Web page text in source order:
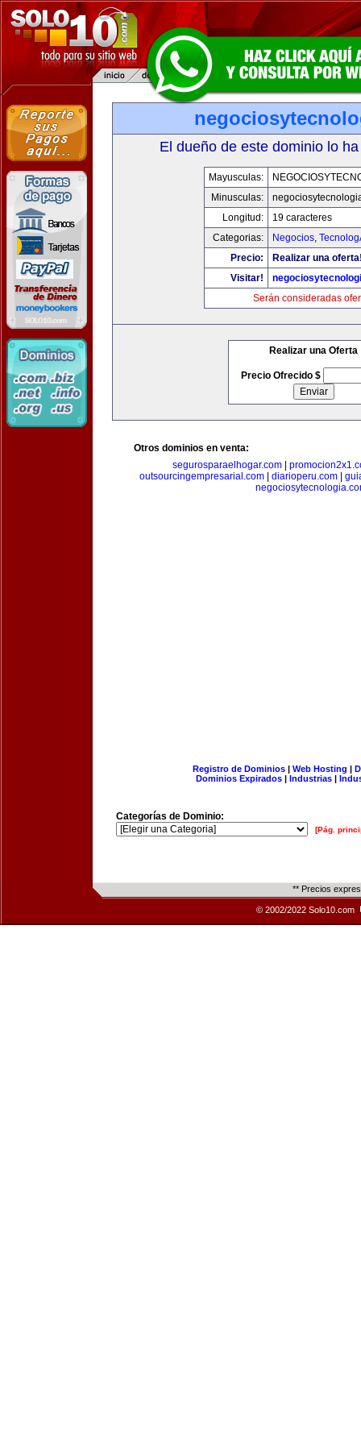
El dueño de este dominio lo
Mayusculas:
Minusculas:
Longitud:
19 caracteres
Categorias:
Negocios,
Precio:
Realizar una
Visitar!
Serán consideradas
Realizar una Oferta
Precio Ofrecido $
Otros dominios en venta:
segurosparaelhogar.com|
outsourcingempresarial.com| diarioperu.com|
Registro de Dominios| Web Hosting |
Dominios Expirados | Industrias |
Categorías de Dominio:
[Pág.
** Precios
© 2002/2022 Solo10.com